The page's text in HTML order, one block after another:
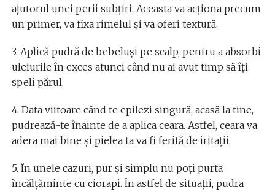
ajutorul unei perii subțiri. Aceasta va acționa precum
un primer, va fixa rimelul și va oferi textură.
3. Aplică pudră de bebeluși pe scalp, pentru a absorbi
uleiurile în exces atunci când nu ai avut timp să îți
speli părul.
4. Data viitoare când te epilezi singură, acasă la tine,
pudrează-te înainte de a aplica ceara. Astfel, ceara va
adera mai bine și pielea ta va fi ferită de iritații.
5. În unele cazuri, pur și simplu nu poți purta
încălțăminte cu ciorapi. În astfel de situații, pudra